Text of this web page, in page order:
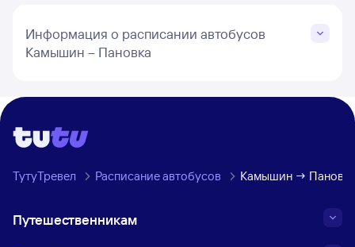
Информация о расписании автобусов
Камышин – Пановка
ТутуТревел Расписание автобусов Камышин → Пановка
Путешественникам